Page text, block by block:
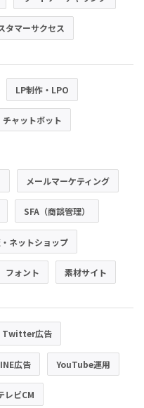
タマーサクセス
LP制作・LPO
ャットボット
メールマーケティング
SFA（商談管理）
ネットショップ
フォント 素材サイト
Twitter広告
広告 YouTube運用
レビCM